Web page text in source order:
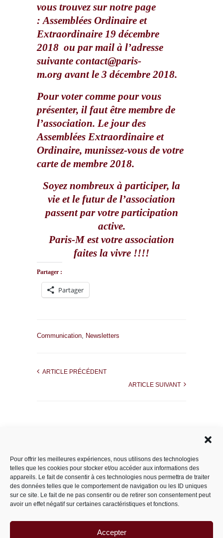
Pour offrir les meilleures expériences, nous utilisons des technologies
telles que les cookies pour stocker et/ou accéder aux informations des
appareils. Le fait de consentir à ces technologies nous permettra de traiter
des données telles que le comportement de navigation ou les ID uniques
sur ce site. Le fait de ne pas consentir ou de retirer son consentement peut
avoir un effet négatif sur certaines caractéristiques et fonctions.
Accepter
vous trouvez sur notre page
:Assemblées Ordinaire et
Extraordinaire 19 décembre
2018 ou par mail à l’adresse
suivante contact@paris-
m.org avant le 3 décembre 2018.
Pour voter comme pour vous
présenter, il faut être membre de
l’association. Le jour des
Assemblées Extraordinaire et
Ordinaire, munissez-vous de votre
carte de membre 2018.
Soyez nombreux à participer, la
vie et le futur de l’association
passent par votre participation
active.
Paris-M est votre association
faites la vivre !!!!
Partager :
Partager
Communication, Newsletters
ARTICLE PRÉCÉDENT
ARTICLE SUIVANT
Catégories